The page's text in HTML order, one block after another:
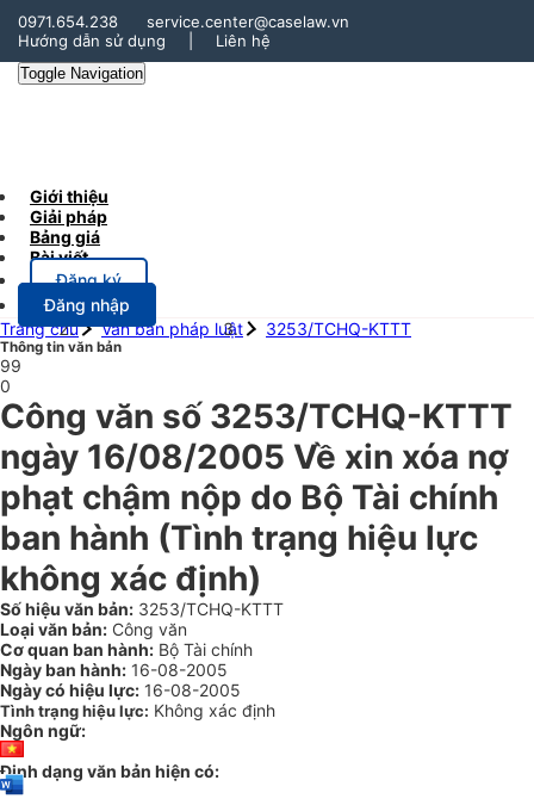
0971.654.238
service.center@caselaw.vn
Hướng dẫn sử dụng
Liên hệ
Toggle Navigation
Giới thiệu
Giải pháp
Bảng giá
Bài viết
Đăng ký
Đăng nhập
Trang chủ
Văn bản pháp luật 3253/TCHQ-KTTT
Thông tin văn bản
99
0
Công văn số 3253/TCHQ-KTTT
ngày 16/08/2005 Về xin xóa nợ
phạt chậm nộp do Bộ Tài chính
ban hành (Tình trạng hiệu lực
không xác định)
Số hiệu văn bản: 3253/TCHQ-KTTT
Loại văn bản: Công văn
Cơ quan ban hành: Bộ Tài chính
Ngày ban hành: 16-08-2005
Ngày có hiệu lực: 16-08-2005
Tình trạng hiệu lực: Không xác định
Ngôn ngữ:
Định dạng văn bản hiện có: